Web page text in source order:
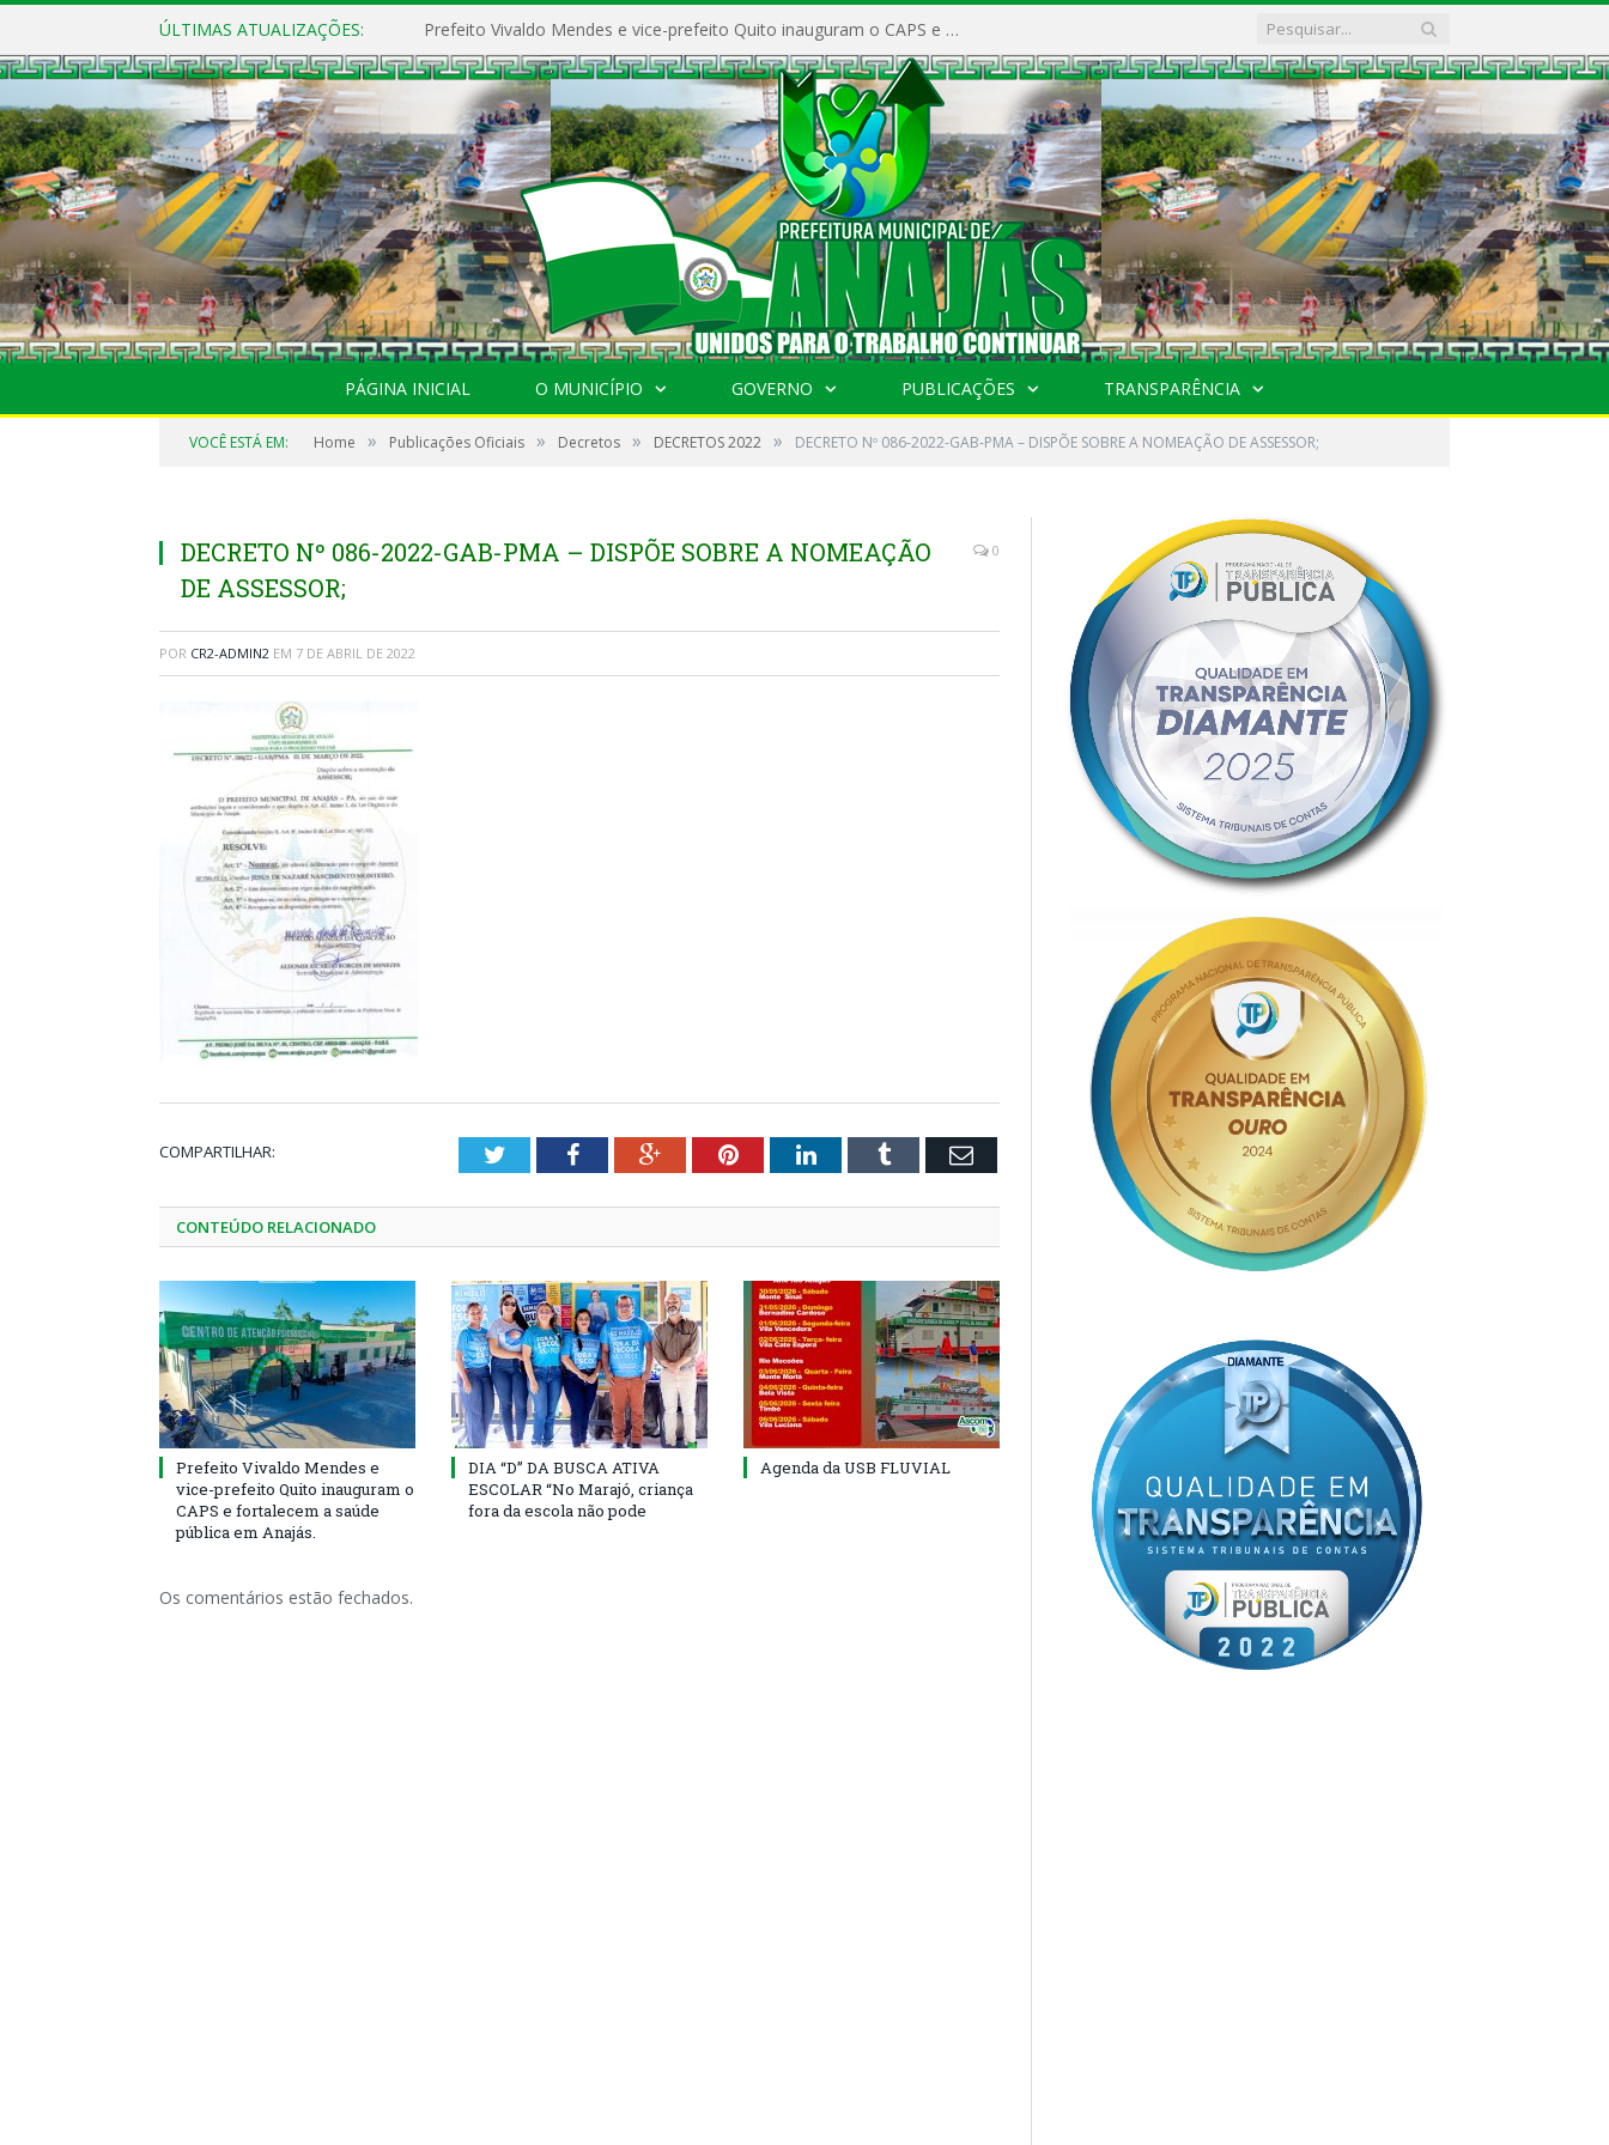
ÚLTIMAS ATUALIZAÇÕES: Prefeito Vivaldo Mendes e vice-prefeito Quito inauguram o CAPS e fortalecem a saúde pública em Anajás.
PÁGINA INICIAL O MUNICÍPIO GOVERNO PUBLICAÇÕES TRANSPARÊNCIA
VOCÊ ESTÁ EM: Home » Publicações Oficiais » Decretos » DECRETOS 2022 » DECRETO Nº 086-2022-GAB-PMA – DISPÕE SOBRE A NOMEAÇÃO DE ASSESSOR;
DECRETO Nº 086-2022-GAB-PMA – DISPÕE SOBRE A NOMEAÇÃO
DE ASSESSOR;
0
POR CR2-ADMIN2 EM 7 DE ABRIL DE 2022
COMPARTILHAR: TwitterFacebookGoogle+PinterestLinkedInTumblr Email
CONTEÚDO RELACIONADO
Prefeito Vivaldo Mendes e
vice-prefeito Quito inauguram o
CAPS e fortalecem a saúde
pública em Anajás.
DIA “D” DA BUSCA ATIVA
ESCOLAR “No Marajó, criança
fora da escola não pode
Agenda da USB FLUVIAL
Os comentários estão fechados.